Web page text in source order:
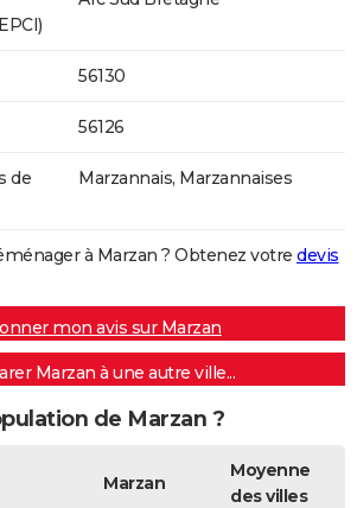
56130
56126
de
Marzannais, Marzannaises
à Marzan ? Obtenez votre devis
mon avis sur Marzan
Marzan à une autre ville...
de Marzan ?
Marzan
Moyenne
des villes